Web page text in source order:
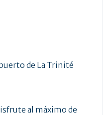
de La Trinité
al máximo de